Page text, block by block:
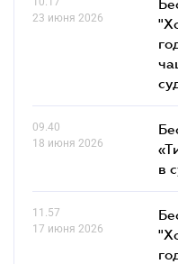
23 июня 2026
09.40
18 июня 2026
в
11.57
17 июня 2026